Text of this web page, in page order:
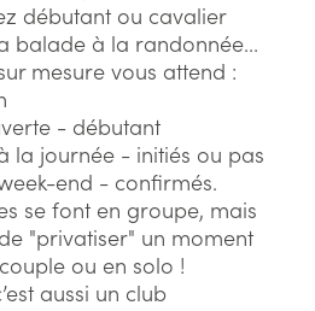
débutant ou cavalier
balade à la randonnée...
mesure vous attend :
- débutant
la journée - initiés ou pas
end - confirmés.
se font en groupe, mais
"privatiser" un moment
ou en solo !
aussi un club